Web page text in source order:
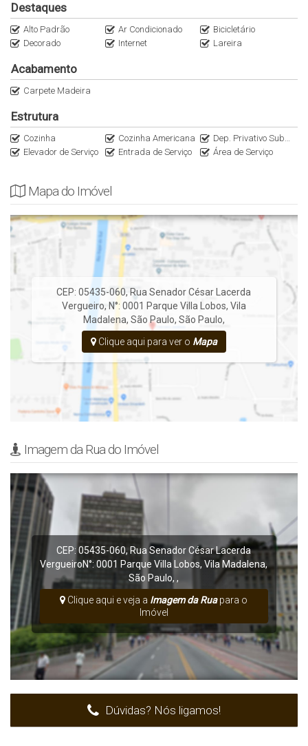
Apartamento com 3 Quartos 3 Suítes
Destaques
Alto Padrão Ar Condicionado
Bicicletário
Decorado
Internet Lareira
Acabamento
Carpete Madeira
Estrutura
Cozinha Cozinha Americana
Dep. Privativo Subsolo
Elevador de Serviço
Entrada de Serviço Área de Serviço
Mapa do Imóvel
CEP: 05435-060, Rua Senador César Lacerda
Vergueiro, N°: 0001 Parque Villa Lobos, Vila
Madalena, São Paulo, São Paulo,
Clique aqui para ver o Mapa
Imagem da Rua do Imóvel
CEP: 05435-060, Rua Senador César Lacerda
VergueiroN°: 0001 Parque Villa Lobos,Vila Madalena,
São Paulo,,
Clique aqui e veja a Imagem da Ruapara o
Imóvel
Dúvidas? Nós ligamos!